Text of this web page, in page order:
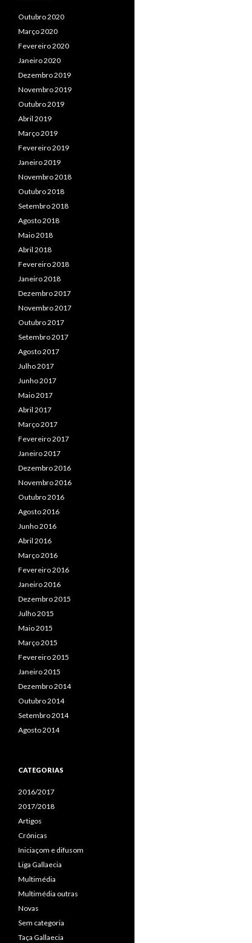
Outubro 2020
Março 2020
Fevereiro 2020
Janeiro 2020
Dezembro 2019
Novembro 2019
Outubro 2019
Abril 2019
Março 2019
Fevereiro 2019
Janeiro 2019
Novembro 2018
Outubro 2018
Setembro 2018
Agosto 2018
Maio 2018
Abril 2018
Fevereiro 2018
Janeiro 2018
Dezembro 2017
Novembro 2017
Outubro 2017
Setembro 2017
Agosto 2017
Julho 2017
Junho 2017
Maio 2017
Abril 2017
Março 2017
Fevereiro 2017
Janeiro 2017
Dezembro 2016
Novembro 2016
Outubro 2016
Agosto 2016
Junho 2016
Abril 2016
Março 2016
Fevereiro 2016
Janeiro 2016
Dezembro 2015
Julho 2015
Maio 2015
Março 2015
Fevereiro 2015
Janeiro 2015
Dezembro 2014
Outubro 2014
Setembro 2014
Agosto 2014
CATEGORIAS
2016/2017
2017/2018
Artigos
Crónicas
Iniciaçom e difusom
Liga Gallaecia
Multimédia
Multimédia outras
Novas
Sem categoria
Taça Gallaecia